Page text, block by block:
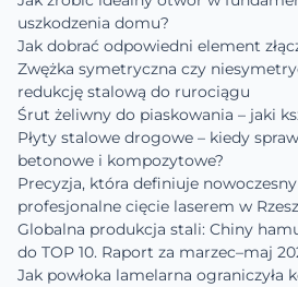
uszkodzenia domu?
Jak dobrać odpowiedni element
Zwężka symetryczna czy
redukcję stalową do rurociągu
Śrut żeliwny do piaskowania – jaki
Płyty stalowe drogowe – kiedy
betonowe i kompozytowe?
Precyzja, która definiuje
profesjonalne cięcie laserem w
Globalna produkcja stali: Chiny
do TOP 10. Raport za marzec–maj
Jak powłoka lamelarna ograniczyła